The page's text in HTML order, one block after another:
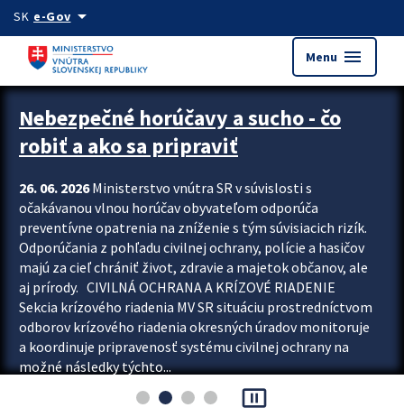
Preskocit na hlavný obsah
SK e-Govarrow_drop_down
Menu menu
Zastavit automatický posun upútavok
Nebezpečné horúčavy a sucho - čo
robiť a ako sa pripraviť
26. 06. 2026Ministerstvo vnútra SR v súvislosti s
očakávanou vlnou horúčav obyvateľom odporúča
preventívne opatrenia na zníženie s tým súvisiacich rizík.
Odporúčania z pohľadu civilnej ochrany, polície a hasičov
majú za cieľ chrániť život, zdravie a majetok občanov, ale
aj prírody. CIVILNÁ OCHRANA A KRÍZOVÉ RIADENIE
Sekcia krízového riadenia MV SR situáciu prostredníctvom
odborov krízového riadenia okresných úradov monitoruje
a koordinuje pripravenosť systému civilnej ochrany na
možné následky týchto...
pause_presentation